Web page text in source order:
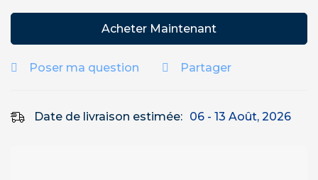
Acheter Maintenant
Poser ma question Partager
Date de livraison estimée: 06 - 13 Août, 2026